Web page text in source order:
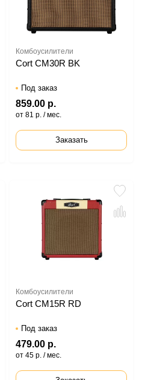
Комбоусилители
Cort CM30R BK
Под заказ
859.00 р.
от 81 р. / мес.
Заказать
Комбоусилители
Cort CM15R RD
Под заказ
479.00 р.
от 45 р. / мес.